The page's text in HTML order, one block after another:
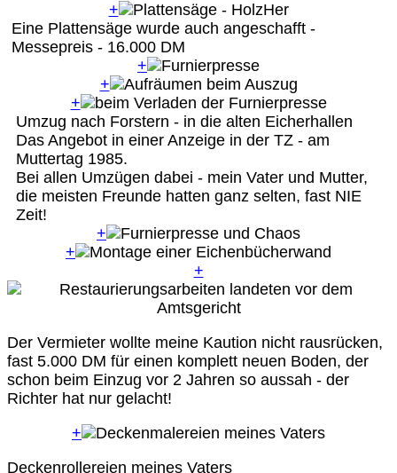
+
Eine Plattensäge wurde auch angeschafft -
Messepreis - 16.000 DM
+
+
+
Umzug nach Forstern - in die alten Eicherhallen
Das Angebot in einer Anzeige in der TZ - am
Muttertag 1985.
Bei allen Umzügen dabei - mein Vater und Mutter,
die meisten Freunde hatten ganz selten, fast NIE
Zeit!
+
+
+
Der Vermieter wollte meine Kaution nicht rausrücken,
fast 5.000 DM für einen komplett neuen Boden, der
schon beim Einzug vor 2 Jahren so aussah - der
Richter hat nur gelacht!
+
Deckenrollereien meines Vaters